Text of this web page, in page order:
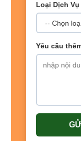
Loại Dịch
Yêu cầu